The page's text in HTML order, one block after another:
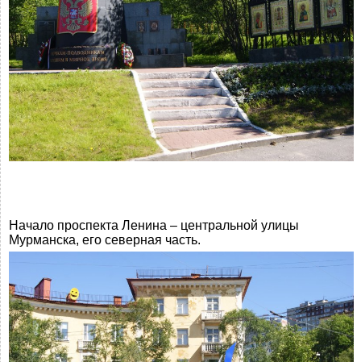
Начало проспекта Ленина – центральной улицы
Мурманска, его северная часть.